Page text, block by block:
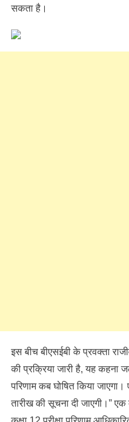
सकता है।
इस बीच बीएसईबी के प्रवक्ता
की प्रक्रिया जारी है, यह कहना
परिणाम कब घोषित किया जाएगा।
तारीख की सूचना दी जाएगी।” एक